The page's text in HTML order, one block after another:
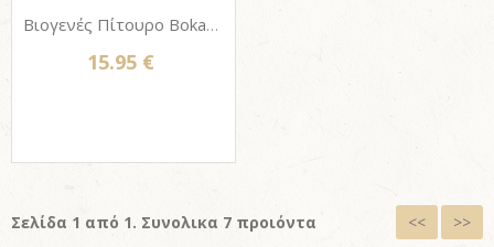
Βιογενές Πίτουρο Bokashi Organiko, ενεργοποιητής λιπασματοποίησης 1Kg
15.95 €
Σελίδα 1 από 1. Συνολικα 7 προιόντα << >>